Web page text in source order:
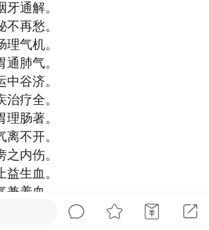
何购买【理肺清瘟膏】
养正护络膏】？
小海（HAi）
气行、营卫通：内经视角
的脾胃调养要义
牙通解。
不再愁。
理气机。
通肺气。
中谷济。
治疗全。
理肠著。
离不开。
之内伤。
益生血。
兼养血。